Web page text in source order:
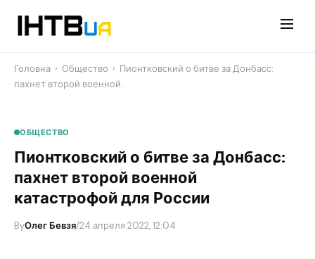
Головна › Общество › Пионтковский о битве за Донбасс:
пахнет второй военной…
ОБЩЕСТВО
Пионтковский о битве за Донбасс:
пахнет второй военной
катастрофой для России
ByОлег Бевзя/24 апреля 2022, 12:04